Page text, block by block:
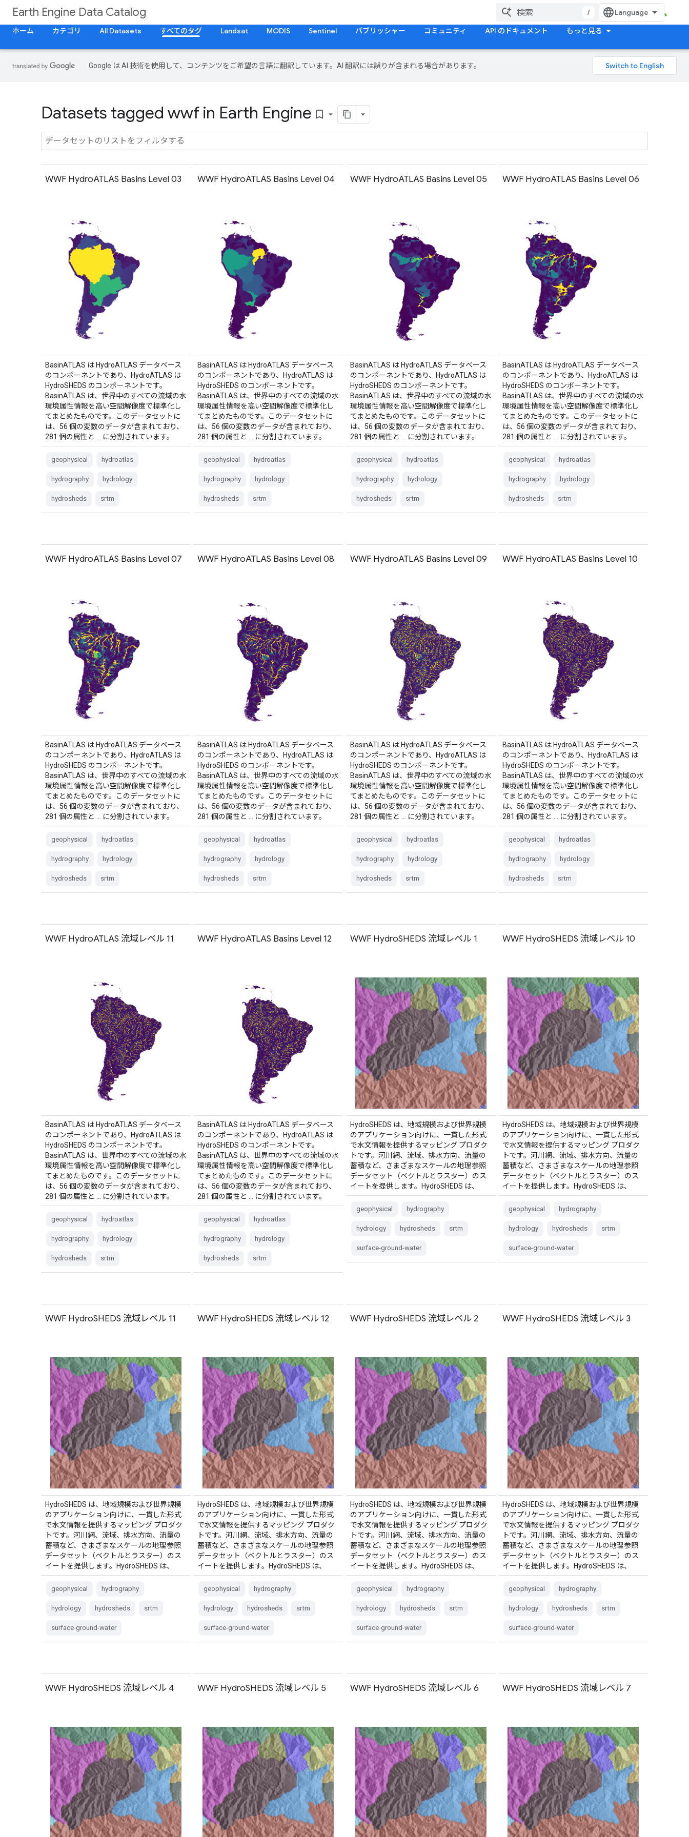
Earth Engine Data Catalog
/
ホーム
カテゴリ All Datasets すべてのタグ Landsat MODIS Sentinel パブリッシャー コミュニティ API のドキュメント もっと見る
Google は AI 技術を使用して、コンテンツをご希望の言語に翻訳しています。AI 翻訳には誤りが含まれる場合があります。
Datasets tagged wwf in Earth Engine bookmark_border
WWF HydroATLAS Basins Level 03
BasinATLAS は HydroATLAS データベース
のコンポーネントであり、HydroATLAS は
HydroSHEDS のコンポーネントです。
BasinATLAS は、世界中のすべての流域の水
環境属性情報を高い空間解像度で標準化し
てまとめたものです。このデータセットに
は、56 個の変数のデータが含まれており、
281 個の属性と … に分割されています。
geophysical hydroatlas
hydrography hydrology
hydrosheds srtm
WWF HydroATLAS Basins Level 04
BasinATLAS は HydroATLAS データベース
のコンポーネントであり、HydroATLAS は
HydroSHEDS のコンポーネントです。
BasinATLAS は、世界中のすべての流域の水
環境属性情報を高い空間解像度で標準化し
てまとめたものです。このデータセットに
は、56 個の変数のデータが含まれており、
281 個の属性と … に分割されています。
geophysical hydroatlas
hydrography hydrology
hydrosheds srtm
WWF HydroATLAS Basins Level 05
BasinATLAS は HydroATLAS データベース
のコンポーネントであり、HydroATLAS は
HydroSHEDS のコンポーネントです。
BasinATLAS は、世界中のすべての流域の水
環境属性情報を高い空間解像度で標準化し
てまとめたものです。このデータセットに
は、56 個の変数のデータが含まれており、
281 個の属性と … に分割されています。
geophysical hydroatlas
hydrography hydrology
hydrosheds srtm
WWF HydroATLAS Basins Level 06
BasinATLAS は HydroATLAS データベース
のコンポーネントであり、HydroATLAS は
HydroSHEDS のコンポーネントです。
BasinATLAS は、世界中のすべての流域の水
環境属性情報を高い空間解像度で標準化し
てまとめたものです。このデータセットに
は、56 個の変数のデータが含まれており、
281 個の属性と … に分割されています。
geophysical hydroatlas
hydrography hydrology
hydrosheds srtm
WWF HydroATLAS Basins Level 07
BasinATLAS は HydroATLAS データベース
のコンポーネントであり、HydroATLAS は
HydroSHEDS のコンポーネントです。
BasinATLAS は、世界中のすべての流域の水
環境属性情報を高い空間解像度で標準化し
てまとめたものです。このデータセットに
は、56 個の変数のデータが含まれており、
281 個の属性と … に分割されています。
geophysical hydroatlas
hydrography hydrology
hydrosheds srtm
WWF HydroATLAS Basins Level 08
BasinATLAS は HydroATLAS データベース
のコンポーネントであり、HydroATLAS は
HydroSHEDS のコンポーネントです。
BasinATLAS は、世界中のすべての流域の水
環境属性情報を高い空間解像度で標準化し
てまとめたものです。このデータセットに
は、56 個の変数のデータが含まれており、
281 個の属性と … に分割されています。
geophysical hydroatlas
hydrography hydrology
hydrosheds srtm
WWF HydroATLAS Basins Level 09
BasinATLAS は HydroATLAS データベース
のコンポーネントであり、HydroATLAS は
HydroSHEDS のコンポーネントです。
BasinATLAS は、世界中のすべての流域の水
環境属性情報を高い空間解像度で標準化し
てまとめたものです。このデータセットに
は、56 個の変数のデータが含まれており、
281 個の属性と … に分割されています。
geophysical hydroatlas
hydrography hydrology
hydrosheds srtm
WWF HydroATLAS Basins Level 10
BasinATLAS は HydroATLAS データベース
のコンポーネントであり、HydroATLAS は
HydroSHEDS のコンポーネントです。
BasinATLAS は、世界中のすべての流域の水
環境属性情報を高い空間解像度で標準化し
てまとめたものです。このデータセットに
は、56 個の変数のデータが含まれており、
281 個の属性と … に分割されています。
geophysical hydroatlas
hydrography hydrology
hydrosheds srtm
WWF HydroATLAS 流域レベル 11
BasinATLAS は HydroATLAS データベース
のコンポーネントであり、HydroATLAS は
HydroSHEDS のコンポーネントです。
BasinATLAS は、世界中のすべての流域の水
環境属性情報を高い空間解像度で標準化し
てまとめたものです。このデータセットに
は、56 個の変数のデータが含まれており、
281 個の属性と … に分割されています。
geophysical hydroatlas
hydrography hydrology
hydrosheds srtm
WWF HydroATLAS Basins Level 12
BasinATLAS は HydroATLAS データベース
のコンポーネントであり、HydroATLAS は
HydroSHEDS のコンポーネントです。
BasinATLAS は、世界中のすべての流域の水
環境属性情報を高い空間解像度で標準化し
てまとめたものです。このデータセットに
は、56 個の変数のデータが含まれており、
281 個の属性と … に分割されています。
geophysical hydroatlas
hydrography hydrology
hydrosheds srtm
WWF HydroSHEDS 流域レベル 1
HydroSHEDS は、地域規模および世界規模
のアプリケーション向けに、一貫した形式
で水文情報を提供するマッピング プロダク
トです。河川網、流域、排水方向、流量の
蓄積など、さまざまなスケールの地理参照
データセット（ベクトルとラスター）のス
イートを提供します。HydroSHEDS は、
geophysical hydrography
hydrology hydrosheds srtm
surface-ground-water
WWF HydroSHEDS 流域レベル 10
HydroSHEDS は、地域規模および世界規模
のアプリケーション向けに、一貫した形式
で水文情報を提供するマッピング プロダク
トです。河川網、流域、排水方向、流量の
蓄積など、さまざまなスケールの地理参照
データセット（ベクトルとラスター）のス
イートを提供します。HydroSHEDS は、
geophysical hydrography
hydrology hydrosheds srtm
surface-ground-water
WWF HydroSHEDS 流域レベル 11
HydroSHEDS は、地域規模および世界規模
のアプリケーション向けに、一貫した形式
で水文情報を提供するマッピング プロダク
トです。河川網、流域、排水方向、流量の
蓄積など、さまざまなスケールの地理参照
データセット（ベクトルとラスター）のス
イートを提供します。HydroSHEDS は、
geophysical hydrography
hydrology hydrosheds srtm
surface-ground-water
WWF HydroSHEDS 流域レベル 12
HydroSHEDS は、地域規模および世界規模
のアプリケーション向けに、一貫した形式
で水文情報を提供するマッピング プロダク
トです。河川網、流域、排水方向、流量の
蓄積など、さまざまなスケールの地理参照
データセット（ベクトルとラスター）のス
イートを提供します。HydroSHEDS は、
geophysical hydrography
hydrology hydrosheds srtm
surface-ground-water
WWF HydroSHEDS 流域レベル 2
HydroSHEDS は、地域規模および世界規模
のアプリケーション向けに、一貫した形式
で水文情報を提供するマッピング プロダク
トです。河川網、流域、排水方向、流量の
蓄積など、さまざまなスケールの地理参照
データセット（ベクトルとラスター）のス
イートを提供します。HydroSHEDS は、
geophysical hydrography
hydrology hydrosheds srtm
surface-ground-water
WWF HydroSHEDS 流域レベル 3
HydroSHEDS は、地域規模および世界規模
のアプリケーション向けに、一貫した形式
で水文情報を提供するマッピング プロダク
トです。河川網、流域、排水方向、流量の
蓄積など、さまざまなスケールの地理参照
データセット（ベクトルとラスター）のス
イートを提供します。HydroSHEDS は、
geophysical hydrography
hydrology hydrosheds srtm
surface-ground-water
WWF HydroSHEDS 流域レベル 4 WWF HydroSHEDS 流域レベル 5 WWF HydroSHEDS 流域レベル 6 WWF HydroSHEDS 流域レベル 7